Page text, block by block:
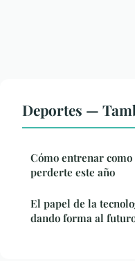
Deportes —
Cómo entrenar
perderte este año
El papel de la
dando forma al